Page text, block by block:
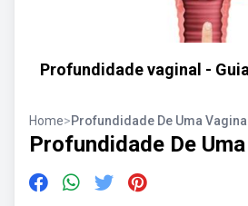
Profundidade vaginal -
Home>Profundidade De Uma Vagina
Profundidade De